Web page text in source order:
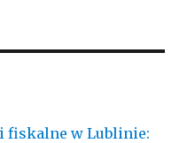
fiskalne w Lublinie: